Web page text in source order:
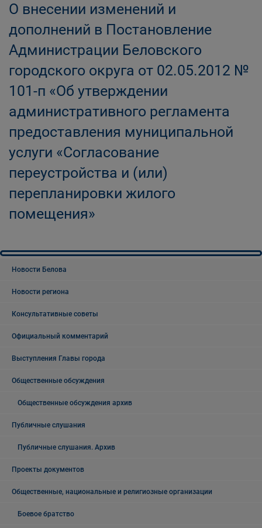
О внесении изменений и
дополнений в Постановление
Администрации Беловского
городского округа от 02.05.2012 №
101-п «Об утверждении
административного регламента
предоставления муниципальной
услуги «Согласование
переустройства и (или)
перепланировки жилого
помещения»
Новости Белова
Новости региона
Консультативные советы
Официальный комментарий
Выступления Главы города
Общественные обсуждения
Общественные обсуждения архив
Публичные слушания
Публичные слушания. Архив
Проекты документов
Общественные, национальные и религиозные организации
Боевое братство